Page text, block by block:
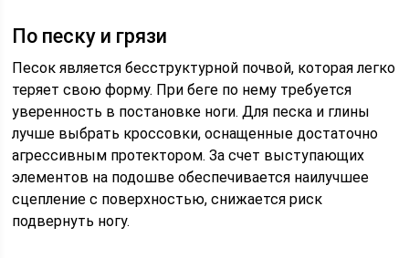
По песку и грязи
Песок является бесструктурной почвой, которая легко
теряет свою форму. При беге по нему требуется
уверенность в постановке ноги. Для песка и глины
лучше выбрать кроссовки, оснащенные достаточно
агрессивным протектором. За счет выступающих
элементов на подошве обеспечивается наилучшее
сцепление с поверхностью, снижается риск
подвернуть ногу.